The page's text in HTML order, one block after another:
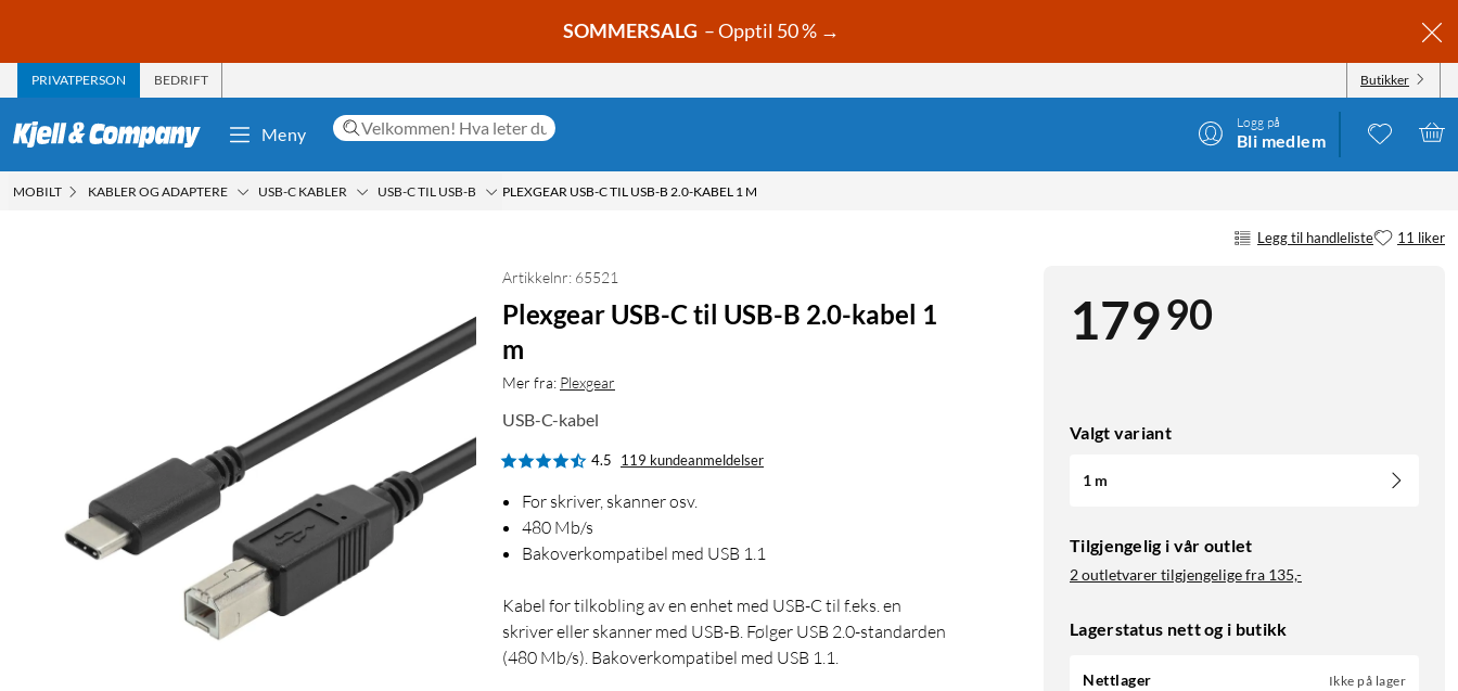
SOMMERSALG – Opptil 50 % →
PRIVATPERSON BEDRIFT Butikker
Meny
Logg på
Bli medlem
MOBILT KABLER OG ADAPTERE USB-C KABLER USB-C TIL USB-B PLEXGEAR USB-C TIL USB-B 2.0-KABEL 1 M
Legg til handleliste 11 liker
17990
Valgt variant
1 m
Tilgjengelig i vår outlet
2 outletvarer tilgjengelige fra 135,-
Lagerstatus nett og i butikk
Nettlager Ikke på lager
Artikkelnr: 65521
Plexgear USB-C til USB-B 2.0-kabel 1
m
Mer fra: Plexgear
USB-C-kabel
4.5 119 kundeanmeldelser
For skriver, skanner osv.
480 Mb/s
Bakoverkompatibel med USB 1.1
Kabel for tilkobling av en enhet med USB-C til f.eks. en
skriver eller skanner med USB-B. Følger USB 2.0-standarden
(480 Mb/s). Bakoverkompatibel med USB 1.1.